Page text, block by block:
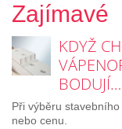
Zajímavé
KDYŽ
BODUJÍ…
Při výběru
nebo cenu.